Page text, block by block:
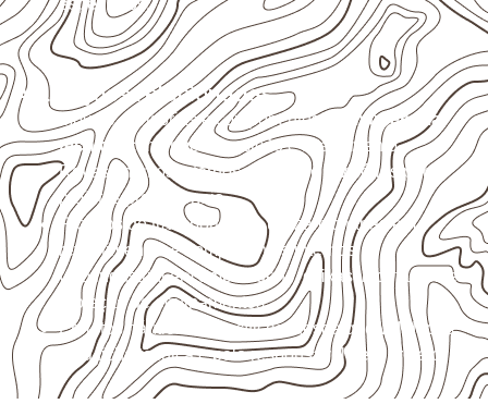
específicos.
Aplicações relacionadas
Móveis, divisórias e componentes de
marcenaria
técnica
, conforme exposição e acabamento.
Revestimentos internos, painéis e divisórias para
projetos profissionais.
Projetos de transporte que utilizam chapas em
revestimentos e componentes internos.
Uso industrial em embalagens, caixas, montagem e
proteção de equipamentos.
Projetos náuticos específicos, desde que validados
pela ficha técnica e pelo responsável pelo projeto.